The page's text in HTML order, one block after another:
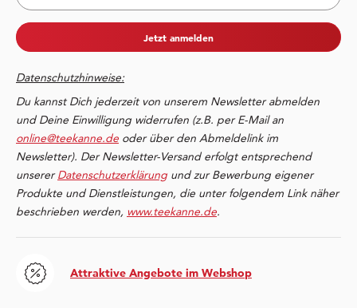
Jetzt anmelden
Datenschutzhinweise:
Du kannst Dich jederzeit von unserem Newsletter abmelden
und Deine Einwilligung widerrufen (z.B. per E-Mail an
online@teekanne.de oder über den Abmeldelink im
Newsletter). Der Newsletter-Versand erfolgt entsprechend
unsererDatenschutzerklärung und zur Bewerbung eigener
Produkte und Dienstleistungen, die unter folgendem Link näher
beschrieben werden, www.teekanne.de.
Attraktive Angebote im Webshop